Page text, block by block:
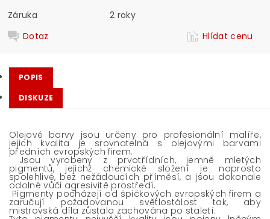
Záruka
2 roky
Dotaz
Hlídat cenu
POPIS
DISKUZE
Olejové barvy jsou určeny pro profesionální malíře,
jejich kvalita je srovnatelná s olejovými barvami
předních evropských firem.
Jsou vyrobeny z prvotřídních, jemně mletých
pigmentů, jejichž chemické složení je naprosto
spolehlivé, bez nežádoucích příměsí, a jsou dokonale
odolné vůči agresivitě prostředí.
Pigmenty pocházejí od špičkových evropských firem a
zaručují požadovanou světlostálost tak, aby
mistrovská díla zůstala zachována po staletí.